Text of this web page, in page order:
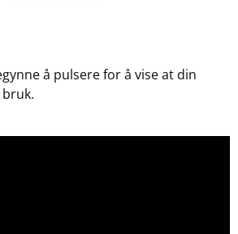
å pulsere for å vise at din